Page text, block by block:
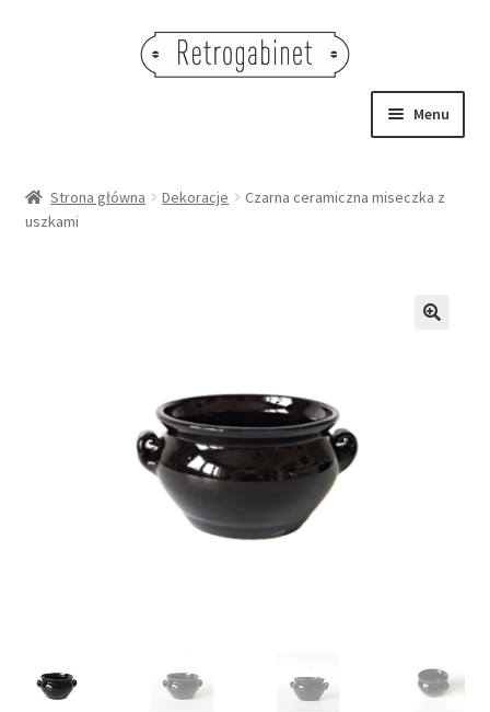
Menu
OBRAZY
Strona główna Dekoracje
Czarna ceramiczna miseczka z
uszkami